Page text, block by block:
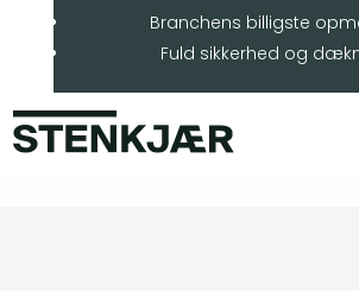
Branchens billigste
Fuld sikkerhed og